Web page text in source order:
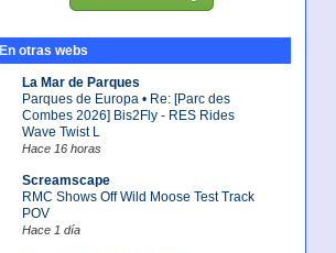
En otras webs
La Mar de Parques
Parques de Europa • Re: [Parc des
Combes 2026] Bis2Fly - RES Rides
Wave Twist L
Hace 16 horas
Screamscape
RMC Shows Off Wild Moose Test Track
POV
Hace 1 día